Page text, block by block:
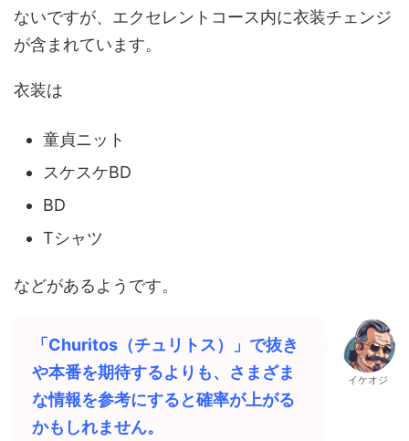
ないですが、エクセレントコース内に衣装チェンジ
が含まれています。
衣装は
童貞ニット
スケスケBD
BD
Tシャツ
などがあるようです。
「Churitos（チュリトス）」で抜き
や本番を期待するよりも、さまざま
な情報を参考にすると確率が上がる
かもしれません。
イケオジ